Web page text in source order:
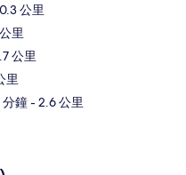
公里
里
公里
里
分鐘- 2.6 公里